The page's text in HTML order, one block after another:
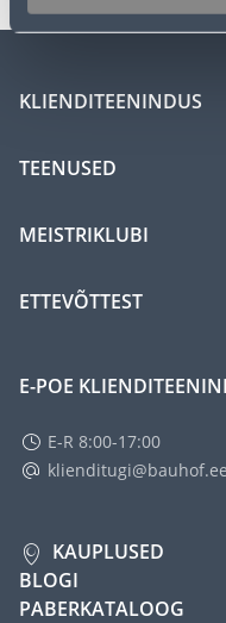
KLIENDITEENINDUS
TEENUSED
MEISTRIKLUBI
ETTEVÕTTEST
E-POE
E-R 8:00-17:00
klienditugi@bauhof.ee
KAUPLUSED
BLOGI
PABERKATALOOG